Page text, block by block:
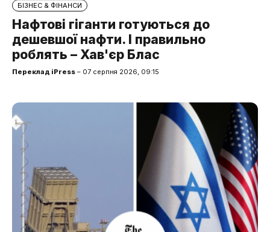
БІЗНЕС & ФІНАНСИ
Нафтові гіганти готуються до
дешевшої нафти. І правильно
роблять – Хав'єр Блас
Переклад iPress – 07 серпня 2026, 09:15